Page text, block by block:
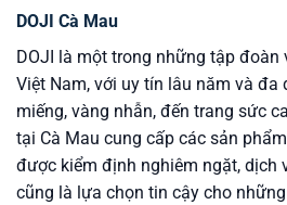
DOJI Cà Mau
DOJI là một trong những tập đoàn
Việt Nam, với uy tín lâu năm và đa
miếng, vàng nhẫn, đến trang sức
tại Cà Mau cung cấp các sản
được kiểm định nghiêm ngặt, dịch
cũng là lựa chọn tin cậy cho